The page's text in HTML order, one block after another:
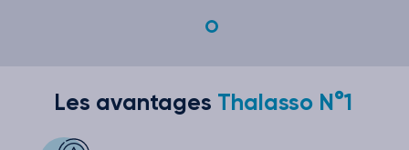
Les avantages Thalasso N°1